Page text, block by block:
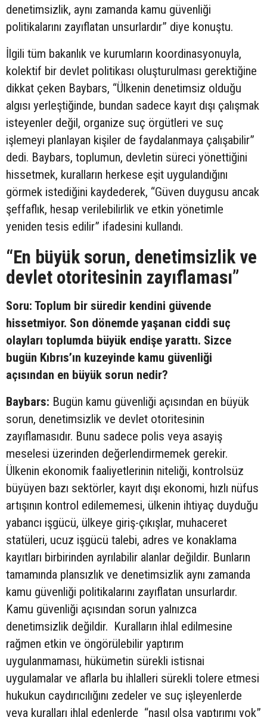
denetimsizlik, aynı zamanda kamu güvenliği
politikalarını zayıflatan unsurlardır” diye konuştu.
İlgili tüm bakanlık ve kurumların koordinasyonuyla,
kolektif bir devlet politikası oluşturulması gerektiğine
dikkat çeken Baybars, “Ülkenin denetimsiz olduğu
algısı yerleştiğinde, bundan sadece kayıt dışı çalışmak
isteyenler değil, organize suç örgütleri ve suç
işlemeyi planlayan kişiler de faydalanmaya çalışabilir”
dedi. Baybars, toplumun, devletin süreci yönettiğini
hissetmek, kuralların herkese eşit uygulandığını
görmek istediğini kaydederek, “Güven duygusu ancak
şeffaflık, hesap verilebilirlik ve etkin yönetimle
yeniden tesis edilir” ifadesini kullandı.
“En büyük sorun, denetimsizlik ve
devlet otoritesinin zayıflaması”
Soru: Toplum bir süredir kendini güvende
hissetmiyor. Son dönemde yaşanan ciddi suç
olayları toplumda büyük endişe yarattı. Sizce
bugün Kıbrıs’ın kuzeyinde kamu güvenliği
açısından en büyük sorun nedir?
Baybars: Bugün kamu güvenliği açısından en büyük
sorun, denetimsizlik ve devlet otoritesinin
zayıflamasıdır. Bunu sadece polis veya asayiş
meselesi üzerinden değerlendirmemek gerekir.
Ülkenin ekonomik faaliyetlerinin niteliği, kontrolsüz
büyüyen bazı sektörler, kayıt dışı ekonomi, hızlı nüfus
artışının kontrol edilememesi, ülkenin ihtiyaç duyduğu
yabancı işgücü, ülkeye giriş-çıkışlar, muhaceret
statüleri, ucuz işgücü talebi, adres ve konaklama
kayıtları birbirinden ayrılabilir alanlar değildir. Bunların
tamamında plansızlık ve denetimsizlik aynı zamanda
kamu güvenliği politikalarını zayıflatan unsurlardır.
Kamu güvenliği açısından sorun yalnızca
denetimsizlik değildir. Kuralların ihlal edilmesine
rağmen etkin ve öngörülebilir yaptırım
uygulanmaması, hükümetin sürekli istisnai
uygulamalar ve aflarla bu ihlalleri sürekli tolere etmesi
hukukun caydırıcılığını zedeler ve suç işleyenlerde
veya kuralları ihlal edenlerde “nasıl olsa yaptırımı yok”